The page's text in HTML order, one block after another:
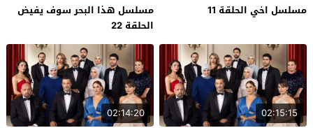
مسلسل اخي الحلقة 11
مسلسل هذا البحر سوف يفيض
الحلقة 22
02:15:15
02:14:20